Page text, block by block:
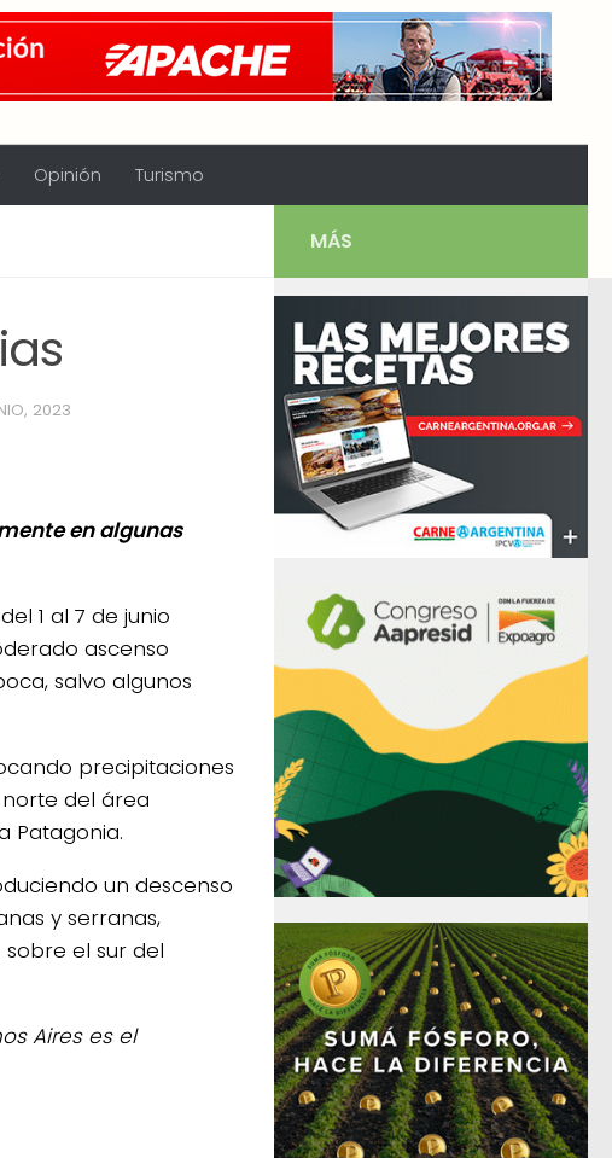
Opinión Turismo
2023
en algunas
1 al 7 de junio
ascenso
salvo algunos
precipitaciones
del área
Patagonia.
un descenso
y serranas,
el sur del
Aires es el
MÁS